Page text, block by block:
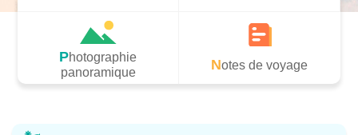
Photographie
panoramique
Notes de voyage